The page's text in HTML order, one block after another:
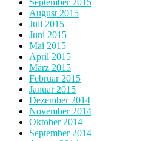
August 2015
Juli 2015
Juni 2015
Mai 2015
April 2015
März 2015
Februar 2015
Januar 2015
Dezember 2014
November 2014
Oktober 2014
September 2014